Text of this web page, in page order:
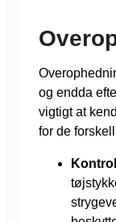
og endda
vigtigt at
for de